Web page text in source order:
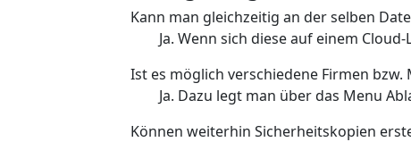
Kann man gleichzeitig an der selben
Ja. Wenn sich diese auf einem
Ist es möglich verschiedene Firmen bzw.
Ja. Dazu legt man über das Menu
Können weiterhin Sicherheitskopien